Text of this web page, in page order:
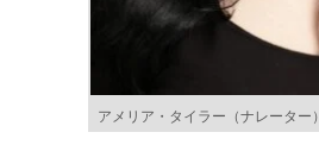
アメリア・タイラー（ナレーター）